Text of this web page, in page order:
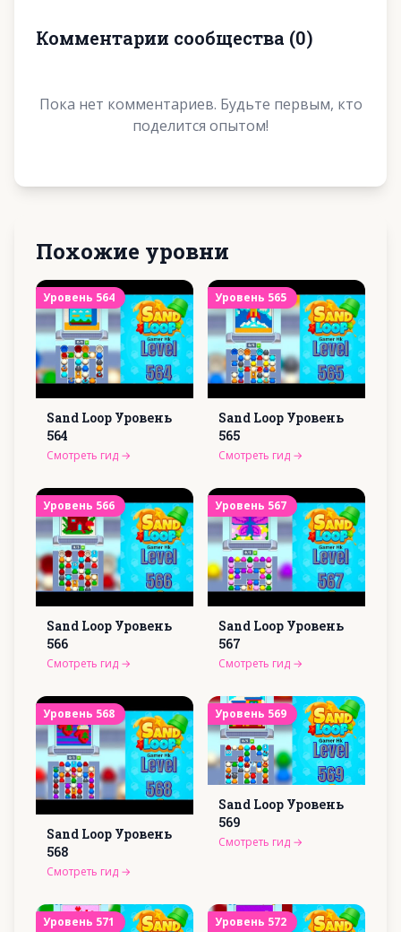
Комментарии сообщества (0)
Пока нет комментариев. Будьте первым, кто
поделится опытом!
Похожие уровни
Уровень 564
Sand Loop Уровень
564
Смотреть гид →
Уровень 565
Sand Loop Уровень
565
Смотреть гид →
Уровень 566
Sand Loop Уровень
566
Смотреть гид →
Уровень 567
Sand Loop Уровень
567
Смотреть гид →
Уровень 568
Sand Loop Уровень
568
Смотреть гид →
Уровень 569
Sand Loop Уровень
569
Смотреть гид →
Уровень 571 Уровень 572